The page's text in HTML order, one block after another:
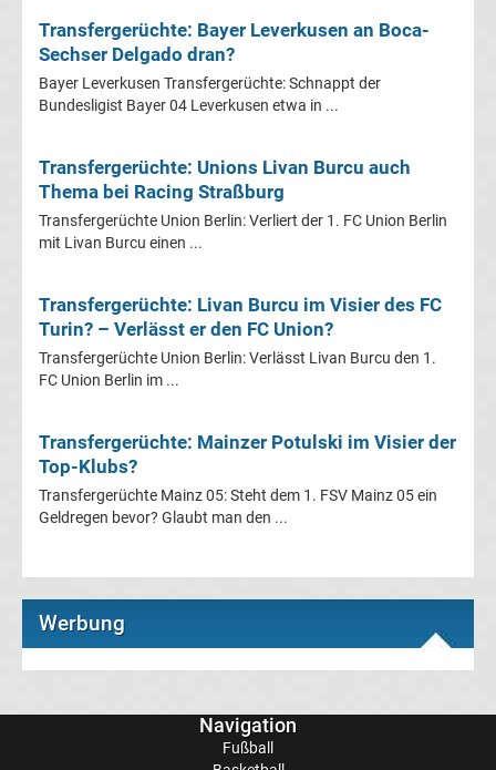
Türk.
Süper
Internat.
Fußball
UEFA
Youth
Fußball
WM
EM
Transfergerüchte: Bayer Leverkusen an Boca-
Sechser Delgado dran?
Bayer Leverkusen Transfergerüchte: Schnappt der
Bundesligist Bayer 04 Leverkusen etwa in ...
Transfergerüchte: Unions Livan Burcu auch
Thema bei Racing Straßburg
Transfergerüchte Union Berlin: Verliert der 1. FC Union Berlin
mit Livan Burcu einen ...
Transfergerüchte: Livan Burcu im Visier des FC
Turin? – Verlässt er den FC Union?
Transfergerüchte Union Berlin: Verlässt Livan Burcu den 1.
FC Union Berlin im ...
Transfergerüchte: Mainzer Potulski im Visier der
Top-Klubs?
Transfergerüchte Mainz 05: Steht dem 1. FSV Mainz 05 ein
Geldregen bevor? Glaubt man den ...
Werbung
Navigation
Fußball